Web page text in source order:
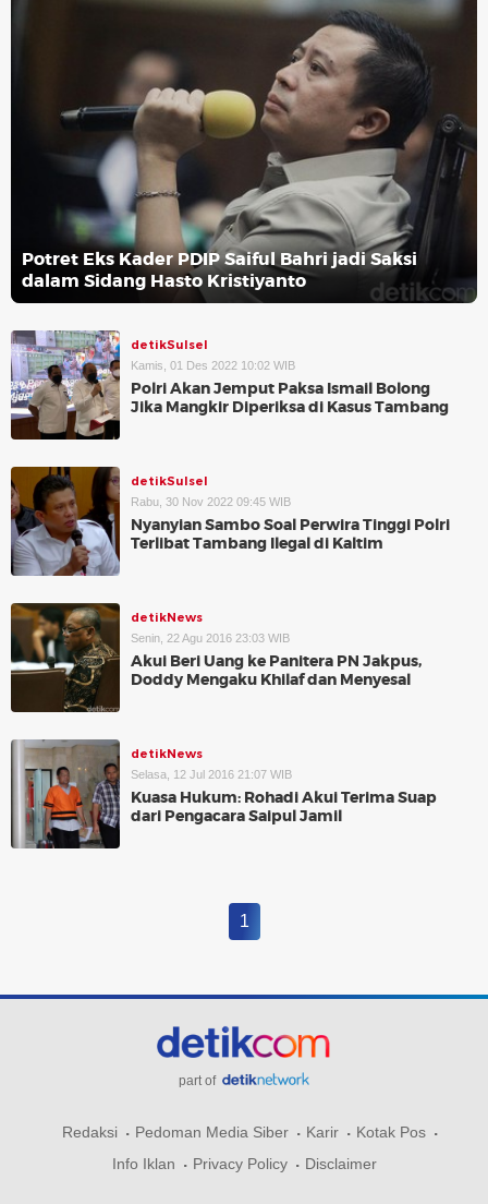
Potret Eks Kader PDIP Saiful Bahri jadi Saksi
dalam Sidang Hasto Kristiyanto
detikSulsel
Kamis, 01 Des 2022 10:02 WIB
Polri Akan Jemput Paksa Ismail Bolong
Jika Mangkir Diperiksa di Kasus Tambang
detikSulsel
Rabu, 30 Nov 2022 09:45 WIB
Nyanyian Sambo Soal Perwira Tinggi Polri
Terlibat Tambang Ilegal di Kaltim
detikNews
Senin, 22 Agu 2016 23:03 WIB
Akui Beri Uang ke Panitera PN Jakpus,
Doddy Mengaku Khilaf dan Menyesal
detikNews
Selasa, 12 Jul 2016 21:07 WIB
Kuasa Hukum: Rohadi Akui Terima Suap
dari Pengacara Saipul Jamil
1
part of
Redaksi Pedoman Media Siber Karir
Kotak Pos
Info Iklan
Privacy Policy Disclaimer